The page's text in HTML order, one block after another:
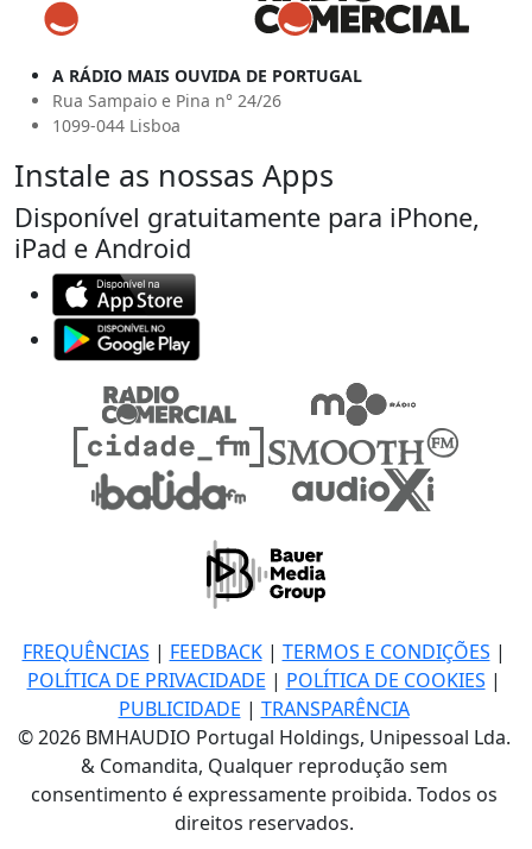
A RÁDIO MAIS OUVIDA DE PORTUGAL
Rua Sampaio e Pina n° 24/26
1099-044 Lisboa
Instale as nossas Apps
Disponível gratuitamente para iPhone,
iPad e Android
FREQUÊNCIAS | FEEDBACK| TERMOS E CONDIÇÕES |
POLÍTICA DE PRIVACIDADE | POLÍTICA DE COOKIES |
PUBLICIDADE | TRANSPARÊNCIA
© 2026 BMHAUDIO Portugal Holdings, Unipessoal Lda.
& Comandita, Qualquer reprodução sem
consentimento é expressamente proibida. Todos os
direitos reservados.